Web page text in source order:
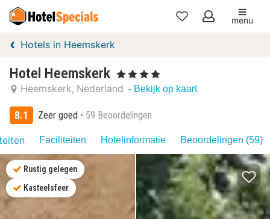
Mijn
menu
Hotels in Heemskerk
Hotel Heemskerk , 4 Sterren
Heemskerk Nederland - Bekijk op kaart
8.1 Zeer goed 59 Beoordelingen
Faciliteiten Hotelinformatie Beoordelingen (59)
Rustig gelegen
Kasteelsfeer